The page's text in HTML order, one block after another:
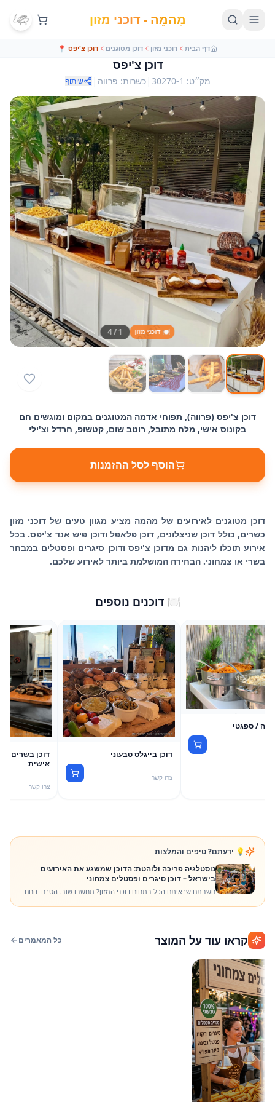
מֵהמֵה - דוכני מזון
דף הבית דוכני מזון דוכן מטוגנים דוכן צ'יפס 📍
דוכן צ'יפס
מק״ט:
30270-1
|כשרות: פרווה | שיתוף
🍽️ דוכני מזון 1
/
4
דוכן צ'יפס (פרווה), תפוחי אדמה המטוגנים במקום ומוגשים חם
בקונוס אישי, מלח מתובל, רוטב שום, קטשופ, חרדל וצ'ילי
הוסף לסל ההזמנות
דוכן מטוגנים לאירועים של מֵהמֵה מציע מגוון טעים של דוכני מזון
כשרים, כולל דוכן שניצלונים, דוכן פלאפל ודוכן פיש אנד צ'יפס. בכל
אירוע תוכלו ליהנות גם מדוכן צ'יפס ודוכן סיגרים ופסטלים במבחר
בשרי או צמחוני. הבחירה המושלמת ביותר לאירוע שלכם.
🍽️ דוכנים נוספים
/ ספגטי
דוכן בייגלס טבעוני
צרו קשר
דוכן בשרים
אישית
צרו קשר
💡 ידעתם? טיפים והמלצות
נוסטלגיה פריכה ולוהטת: הדוכן שמשגע את האירועים
בישראל – דוכן סיגרים ופסטלים צמחוני
חשבתם שראיתם הכל בתחום דוכני המזון? תחשבו שוב. הטרנד החם
קראו עוד על המוצר כל המאמרים